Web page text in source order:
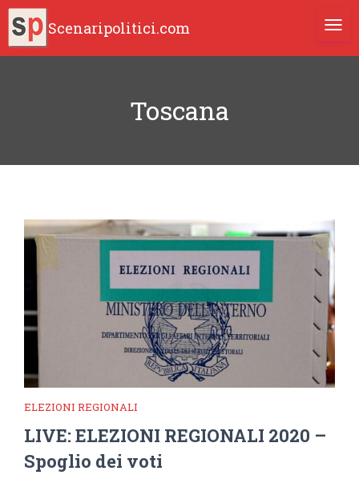
Scenaripolitici.com
Toscana
ELEZIONI REGIONALI
LIVE: ELEZIONI REGIONALI 2020 –
Spoglio dei voti